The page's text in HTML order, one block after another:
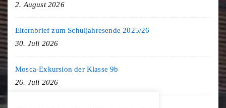
2. August 2026
Elternbrief zum Schuljahresende 2025/26
30. Juli 2026
Mosca-Exkursion der Klasse 9b
26. Juli 2026